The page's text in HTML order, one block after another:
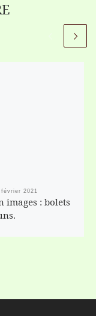
février 2021
images : bolets